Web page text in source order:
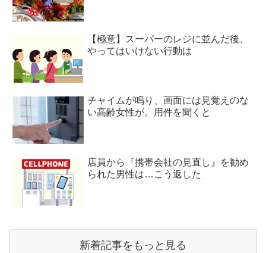
【極意】スーパーのレジに並んだ後、
やってはいけない行動は
チャイムが鳴り、画面には見覚えのな
い高齢女性が。用件を聞くと
店員から『携帯会社の見直し』を勧め
られた男性は…こう返した
新着記事をもっと見る